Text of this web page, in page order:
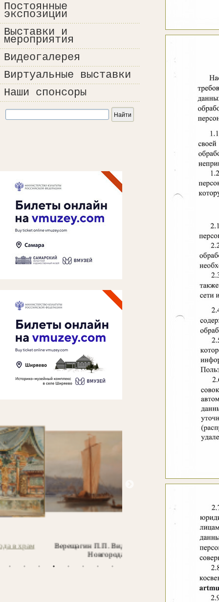
Постоянные
экспозиции
Выставки и
мероприятия
Видеогалерея
Виртуальные выставки
Наши спонсоры
Верещагин П.П. Вид Нижнего
Айвазовский И.К. Утро в